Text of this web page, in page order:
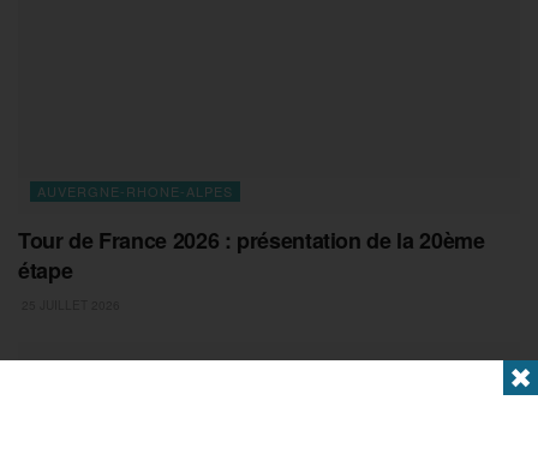
AUVERGNE-RHONE-ALPES
Tour de France 2026 : présentation de la 20ème
étape
✖